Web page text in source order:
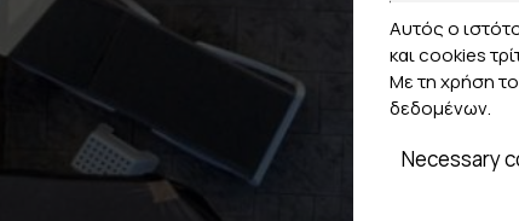
Αυτός ο
και cookies
Με τη χρήση
δεδομένων.
Necessary